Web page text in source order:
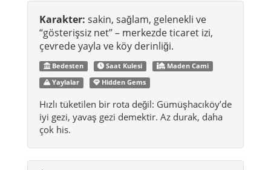
Karakter: sakin, sağlam, gelenekli ve
çevrede yayla ve köy derinliği.
Bedesten
Hızlı tüketilen bir rota değil: Gümüşhacıköy’de